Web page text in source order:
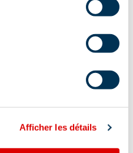
Afficher les détails